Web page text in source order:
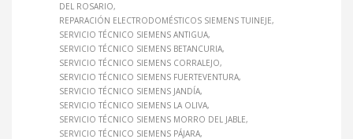
DEL ROSARIO
REPARACIÓN ELECTRODOMÉSTICOS SIEMENS TUINEJE
SERVICIO TÉCNICO SIEMENS ANTIGUA
SERVICIO TÉCNICO SIEMENS BETANCURIA
SERVICIO TÉCNICO SIEMENS CORRALEJO
SERVICIO TÉCNICO SIEMENS FUERTEVENTURA
SERVICIO TÉCNICO SIEMENS JANDÍA
SERVICIO TÉCNICO SIEMENS LA OLIVA
SERVICIO TÉCNICO SIEMENS MORRO DEL JABLE
SERVICIO TÉCNICO SIEMENS PÁJARA